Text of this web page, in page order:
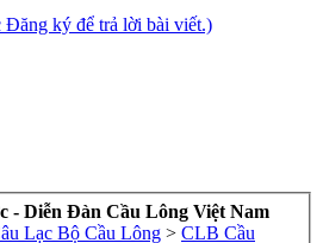
Đăng ký để trả lời bài viết.)
- Diễn Đàn Cầu Lông Việt Nam
Lạc Bộ Cầu Lông > CLB Cầu